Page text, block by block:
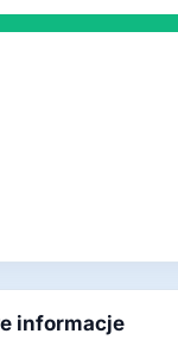
informacje